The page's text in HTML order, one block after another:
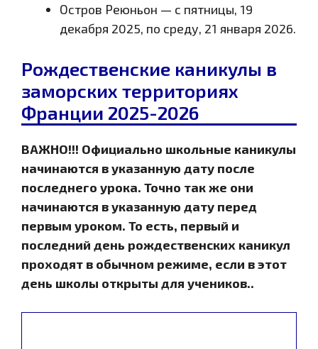
Остров Реюньон — с пятницы, 19
декабря 2025, по среду, 21 января 2026.
Рождественские каникулы в
заморских территориях
Франции 2025-2026
ВАЖНО!!! Официально школьные каникулы
начинаются в указанную дату после
последнего урока. Точно так же они
начинаются в указанную дату перед
первым уроком. То есть, первый и
последний день рождественских каникул
проходят в обычном режиме, если в этот
день школы открыты для учеников..